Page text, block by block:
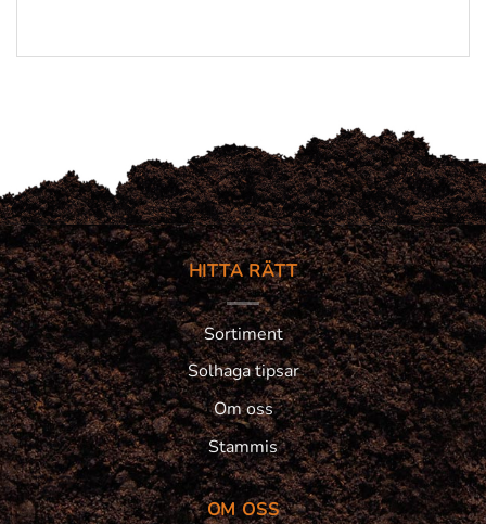
HITTA RÄTT
Sortiment
Solhaga tipsar
Om oss
Stammis
OM OSS